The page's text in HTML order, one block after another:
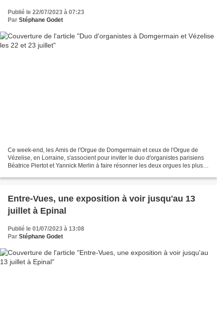
Publié le 22/07/2023 à 07:23
Par Stéphane Godet
Ce week-end, les Amis de l'Orgue de Domgermain et ceux de l'Orgue de
Vézelise, en Lorraine, s'associent pour inviter le duo d'organistes parisiens
Béatrice Piertot et Yannick Merlin à faire résonner les deux orgues les plus
Entre-Vues, une exposition à voir jusqu'au 13
juillet à Epinal
Publié le 01/07/2023 à 13:08
Par Stéphane Godet